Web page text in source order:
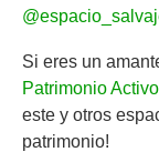
Si eres un
Patrimonio
este y otros
patrimonio!